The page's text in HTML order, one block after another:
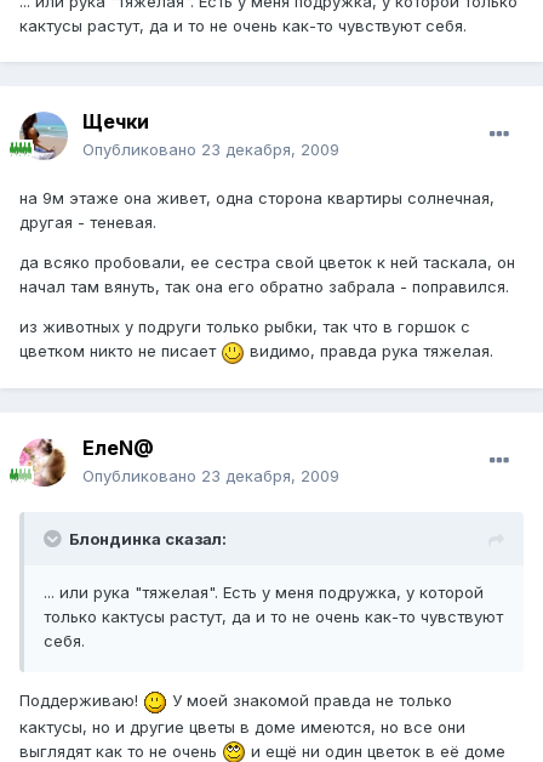
кактусы растут, да и то не очень как-то чувствуют себя.
Щечки
Опубликовано 23 декабря, 2009
на 9м этаже она живет, одна сторона квартиры солнечная,
другая - теневая.
да всяко пробовали, ее сестра свой цветок к ней таскала, он
начал там вянуть, так она его обратно забрала - поправился.
из животных у подруги только рыбки, так что в горшок с
цветком никто не писает
видимо, правда рука тяжелая.
ЕлеN@
Опубликовано 23 декабря, 2009
Блондинка сказал:
... или рука "тяжелая". Есть у меня подружка, у которой
только кактусы растут, да и то не очень как-то чувствуют
себя.
Поддерживаю!
У моей знакомой правда не только
кактусы, но и другие цветы в доме имеются, но все они
выглядят как то не очень
и ещё ни один цветок в её доме